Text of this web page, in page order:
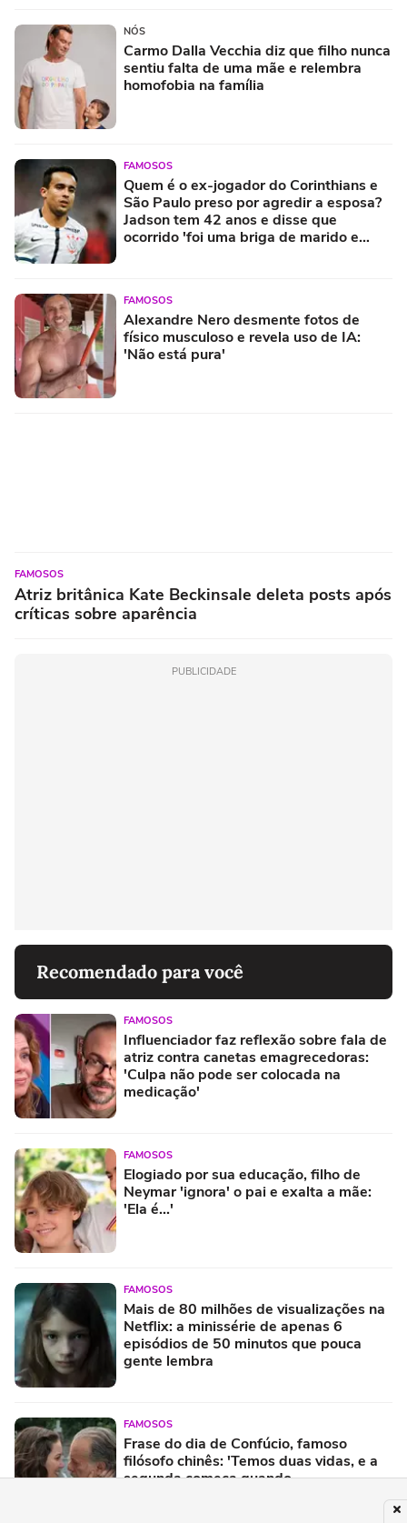
NÓS
Carmo Dalla Vecchia diz que filho nunca
sentiu falta de uma mãe e relembra
homofobia na família
FAMOSOS
Quem é o ex-jogador do Corinthians e
São Paulo preso por agredir a esposa?
Jadson tem 42 anos e disse que
ocorrido 'foi uma briga de marido e
FAMOSOS
Alexandre Nero desmente fotos de
físico musculoso e revela uso de IA:
'Não está pura'
FAMOSOS
Atriz britânica Kate Beckinsale deleta posts após
críticas sobre aparência
PUBLICIDADE
Recomendado para você
FAMOSOS
Influenciador faz reflexão sobre fala de
atriz contra canetas emagrecedoras:
'Culpa não pode ser colocada na
medicação'
FAMOSOS
Elogiado por sua educação, filho de
Neymar 'ignora' o pai e exalta a mãe:
'Ela é...'
FAMOSOS
Mais de 80 milhões de visualizações na
Netflix: a minissérie de apenas 6
episódios de 50 minutos que pouca
gente lembra
FAMOSOS
Frase do dia de Confúcio, famoso
filósofo chinês: 'Temos duas vidas, e a
segunda começa quando